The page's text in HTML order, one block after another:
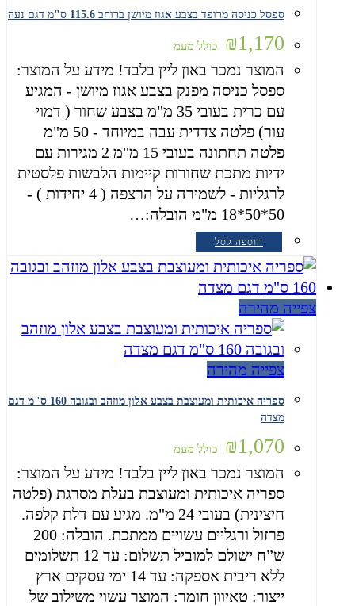
ספסל כניסה מרופד בצבע אגוז מיושן ברוחב 115.6 ס"מ דגם נעה
₪1,170 כולל מעמ
המוצר נמכר באון ליין בלבד! מידע על המוצר:
ספסל כניסה מפנק בצבע אגוז מיושן - המגיע
עם כרית בעובי 35 מ"מ בצבע שחור ( דמוי
עור) פלטה צדדית עבה במיוחד - 50 מ"מ
פלטה תחתונה בעובי 15 מ"מ 2 מגירות עם
ידיות מתכת שחורות קיימות הלבשות פלסטית
לרגליות - לשמירה על הרצפה ( 4 יחידות ) -
50*50*18 מ"מ הובלה:…
הוספה לסל
צפייה מהירה
צפייה מהירה
ספריה איכותית ומעוצבת בצבע אלון מוזהב ובגובה 160 ס"מ דגם
מצדה
₪1,070 כולל מעמ
המוצר נמכר באון ליין בלבד! מידע על המוצר:
ספריה איכותית ומעוצבת בעלת מסרגת (פלטה
חיצינית) בעובי 24 מ"מ. מגיע עם דלת קלפה.
פרזול ורגליים עשויים ממתכת. הובלה: 200
ש”ח ישולם למוביל תשלום: עד 12 תשלומים
ללא ריבית אספקה: עד 14 ימי עסקים ארץ
ייצור: טאיוון חומר: המוצר עשוי משילוב של